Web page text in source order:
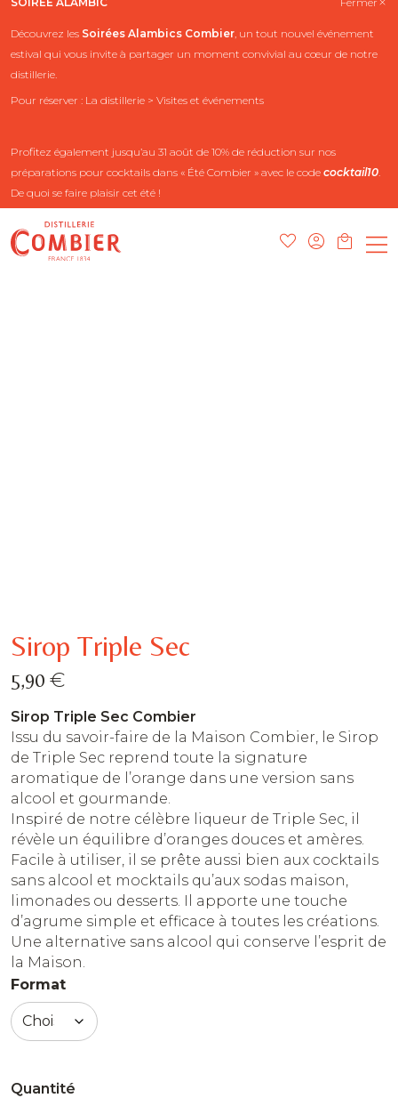
Découvrez les Soirées Alambics Combier, un tout nouvel événement
estival qui vous invite à partager un moment convivial au cœur de notre
distillerie.
Pour réserver : La distillerie > Visites et événements
Profitez également jusqu’au 31 août de 10% de réduction sur nos
préparations pour cocktails dans « Été Combier » avec le code cocktail10.
De quoi se faire plaisir cet été !
Sirop Triple Sec
5,90 €
Sirop Triple Sec Combier
Issu du savoir-faire de la Maison Combier, le Sirop
de Triple Sec reprend toute la signature
aromatique de l’orange dans une version sans
alcool et gourmande.
Inspiré de notre célèbre liqueur de Triple Sec, il
révèle un équilibre d’oranges douces et amères.
Facile à utiliser, il se prête aussi bien aux cocktails
sans alcool et mocktails qu’aux sodas maison,
limonades ou desserts. Il apporte une touche
d’agrume simple et efficace à toutes les créations.
Une alternative sans alcool qui conserve l’esprit de
la Maison.
Format
Quantité